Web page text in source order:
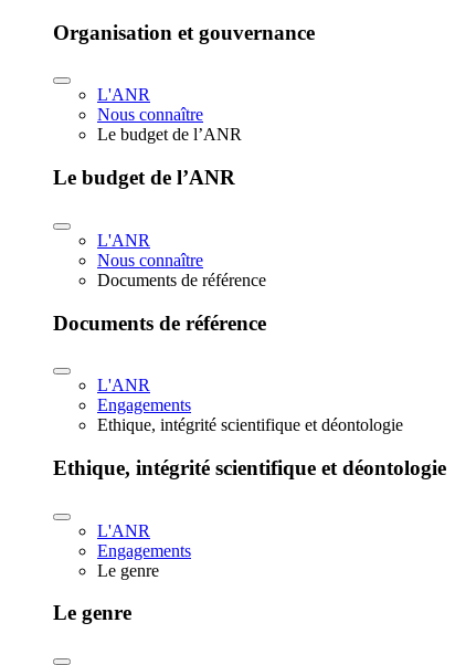
Organisation et gouvernance
L'ANR
Nous connaître
Le budget de l’ANR
Le budget de l’ANR
L'ANR
Nous connaître
Documents de référence
Documents de référence
L'ANR
Engagements
Ethique, intégrité scientifique et déontologie
Ethique, intégrité scientifique et déontologie
L'ANR
Engagements
Le genre
Le genre